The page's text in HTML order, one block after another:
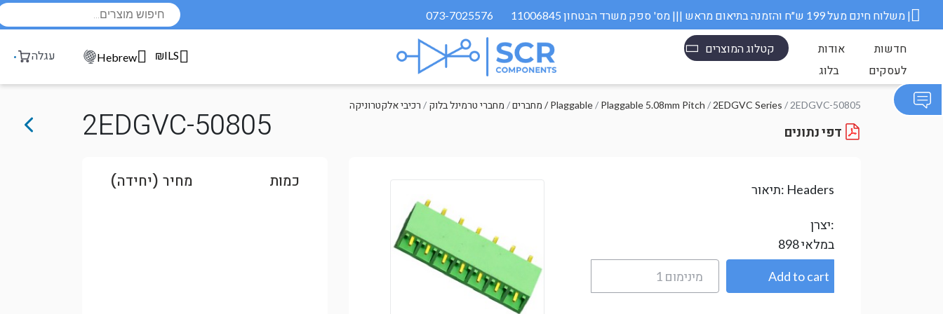
073-7025576 משלוח חינם מעל 199 ש״ח והזמנה בתיאום מראש ||| מס' ספק משרד הבטחון 11006845 |
קטלוג המוצרים אודות
חדשות
בלוג
לעסקים
עגלה Hebrew ₪ILS
רכיבי אלקטרוניקה / מחברי טרמינל בלוק / מחברים / Plaggable/ Plaggable 5.08mm Pitch / 2EDGVC Series / 2EDGVC-50805
2EDGVC-50805
תיאור: Headers
יצרן:
898במלאי
כמות מחיר (יחידה)